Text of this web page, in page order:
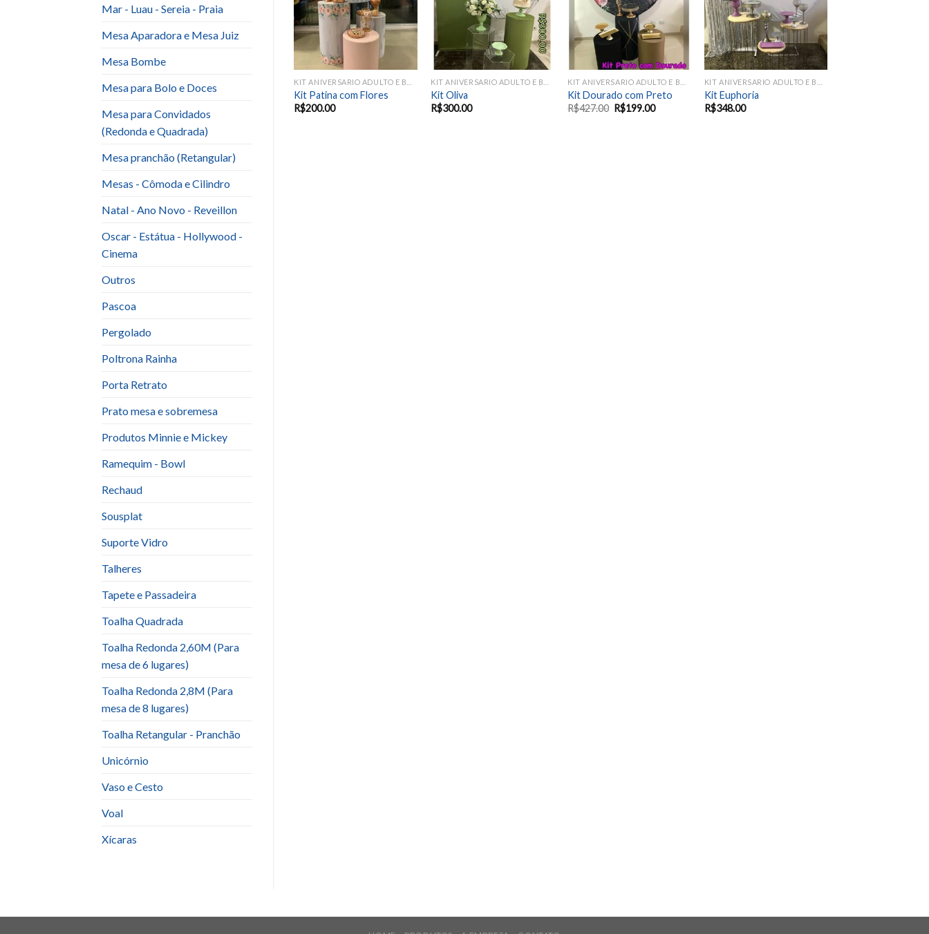
Mar - Luau - Sereia - Praia
Mesa Aparadora e Mesa Juiz
Mesa Bombe
Mesa para Bolo e Doces
Mesa para Convidados
(Redonda e Quadrada)
Mesa pranchão (Retangular)
Mesas - Cômoda e Cilindro
Natal - Ano Novo - Reveillon
Oscar - Estátua - Hollywood -
Cinema
Outros
Pascoa
Pergolado
Poltrona Rainha
Porta Retrato
Prato mesa e sobremesa
Produtos Minnie e Mickey
Ramequim - Bowl
Rechaud
Sousplat
Suporte Vidro
Talheres
Tapete e Passadeira
Toalha Quadrada
Toalha Redonda 2,60M (Para
mesa de 6 lugares)
Toalha Redonda 2,8M (Para
mesa de 8 lugares)
Toalha Retangular - Pranchão
Unicórnio
Vaso e Cesto
Voal
Xícaras
Kit Patina com Flores
R$200.00
Kit Oliva
R$300.00
Kit Dourado com Preto
R$427.00 R$199.00
Kit Euphoria
R$348.00
Kit Dourado com Azul
kit Pessego com Branco
R$
350.00